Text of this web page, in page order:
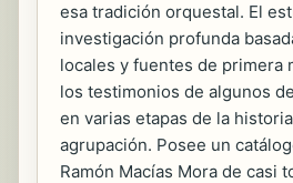
esa tradición orquestal. El
investigación profunda
locales y fuentes de primera
los testimonios de algunos
en varias etapas de la
agrupación. Posee un
Ramón Macías Mora de casi